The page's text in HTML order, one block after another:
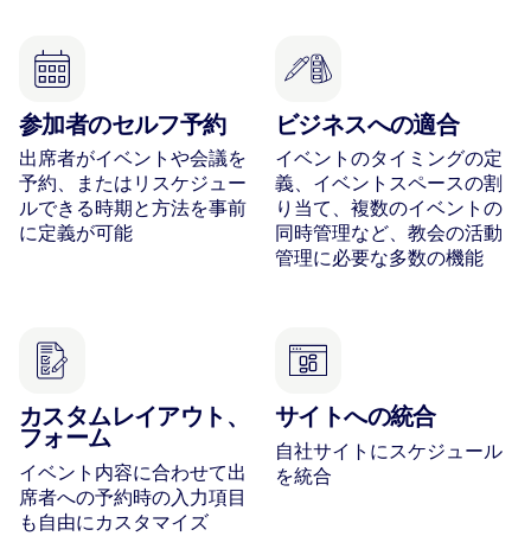
参加者のセルフ予約
出席者がイベントや会議を
予約、またはリスケジュー
ルできる時期と方法を事前
に定義が可能
ビジネスへの適合
イベントのタイミングの定
義、イベントスペースの割
り当て、複数のイベントの
同時管理など、教会の活動
管理に必要な多数の機能
カスタムレイアウト、
フォーム
イベント内容に合わせて出
席者への予約時の入力項目
も自由にカスタマイズ
サイトへの統合
自社サイトにスケジュール
を統合